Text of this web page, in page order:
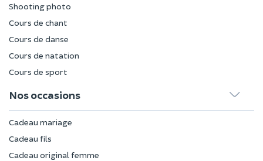
Shooting photo
Cours de chant
Cours de danse
Cours de natation
Cours de sport
Nos occasions
Cadeau mariage
Cadeau fils
Cadeau original femme